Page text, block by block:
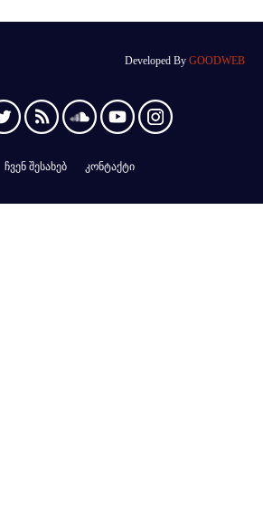
Developed By GOODWEB
ჩვენ შესახებ კონტაქტი